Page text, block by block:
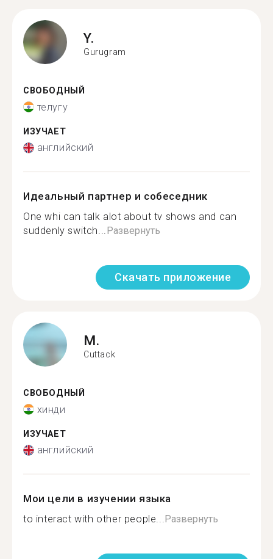
Y.
Gurugram
СВОБОДНЫЙ
телугу
ИЗУЧАЕТ
английский
Идеальный партнер и собеседник
One whi can talk alot about tv shows and can
suddenly switch...Развернуть
Скачать приложение
M.
Cuttack
СВОБОДНЫЙ
хинди
ИЗУЧАЕТ
английский
Мои цели в изучении языка
to interact with other people...Развернуть